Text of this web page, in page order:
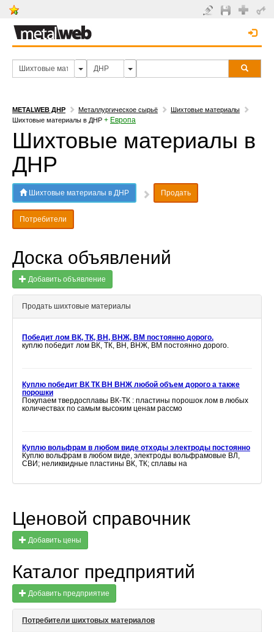
METALWEB ДНР Металлургическое сырьё
Шихтовые материалы
Шихтовые материалы в ДНР + Европа
Шихтовые материалы в
ДНР
Шихтовые материалы в ДНР Продать
Потребители
Доска объявлений
Добавить объявление
Продать шихтовые материалы
Победит лом ВК, ТК, ВН, ВНЖ, ВМ постоянно дорого.
куплю победит лом ВК, ТК, ВН, ВНЖ, ВМ постоянно дорого.
Куплю победит ВК ТК ВН ВНЖ любой объем дорого а также
порошки
Покупаем твердосплавы ВК-ТК : пластины порошок лом в любых
количествах по самым высоким ценам рассмо
Куплю вольфрам в любом виде отходы электроды постоянно
Куплю вольфрам в любом виде, электроды вольфрамовые ВЛ,
СВИ; неликвидные пластины ВК, ТК; сплавы на
Ценовой справочник
Добавить цены
Каталог предприятий
Добавить предприятие
Потребители шихтовых материалов